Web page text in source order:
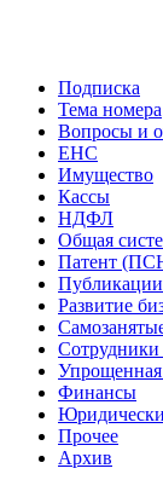
Подписка
Тема номера
Вопросы и
ЕНС
Имущество
Кассы
НДФЛ
Общая
Патент
Развитие
Сотрудники
Финансы
Прочее
Архив